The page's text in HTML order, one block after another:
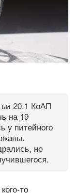
20.1 КоАП
на 19
у питейного
но
то